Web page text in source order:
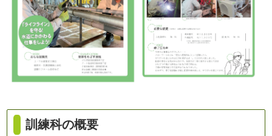
訓練科の概要